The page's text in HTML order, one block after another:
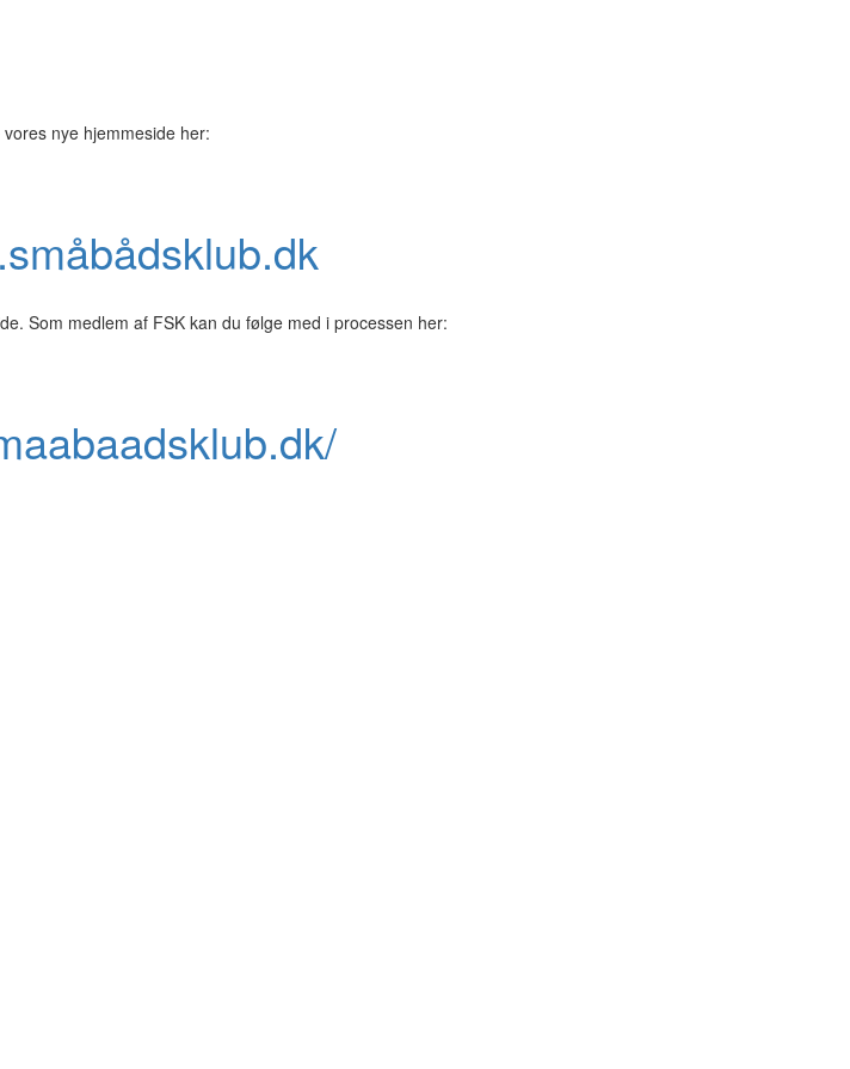
nye hjemmeside her:
Som medlem af FSK kan du følge med i processen her: